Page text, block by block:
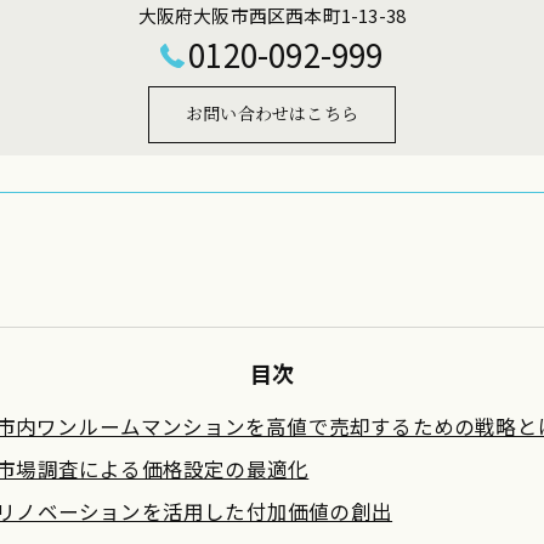
大阪府大阪市西区西本町1-13-38
0120-092-999
お問い合わせはこちら
目次
内ワンルームマンションを高値で売却するための戦略と
場調査による価格設定の最適化
ノベーションを活用した付加価値の創出